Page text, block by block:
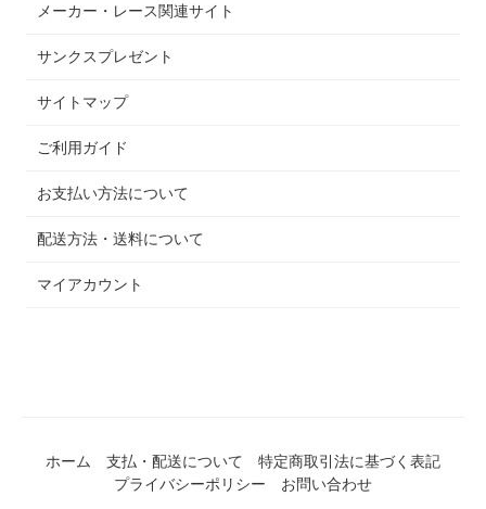
メーカー・レース関連サイト
サンクスプレゼント
サイトマップ
ご利用ガイド
お支払い方法について
配送方法・送料について
マイアカウント
ホーム 支払・配送について
特定商取引法に基づく表記
プライバシーポリシー
お問い合わせ